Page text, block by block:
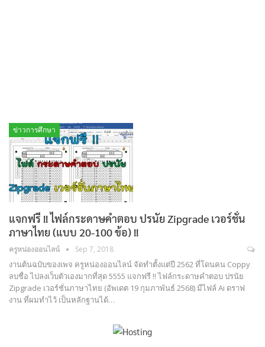
ข่าวการศึกษา
แจกฟรี !! ไฟล์กระดาษคำตอบ ปรนัย Zipgrade เวอร์ชั่น
ภาษาไทย (แบบ 20-100 ข้อ) !!
ครูหน่องออนไลน์ Sep 7, 2018
งานต้นฉบับของเพจ ครูหน่องออนไลน์ จัดทำตั้งแต่ปี 2562 ที่โดนคน Coppy
ลบชื่อ ไปลงเว็บตัวเองมากที่สุด 5555 แจกฟรี !! ไฟล์กระดาษคำตอบ ปรนัย
Zipgrade เวอร์ชั่นภาษาไทย (อัพเดต 19 กุมภาพันธ์ 2568) มีไฟล์ Ai ดราฟ
งาน ที่ผมทำไว้ เป็นหลักฐานได้…